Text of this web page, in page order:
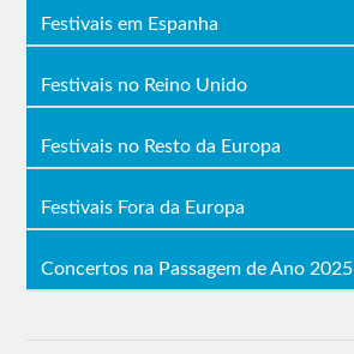
Festivais em Espanha
Festivais no Reino Unido
Festivais no Resto da Europa
Festivais Fora da Europa
Concertos na Passagem de Ano 2025